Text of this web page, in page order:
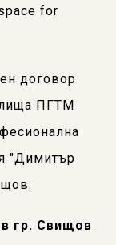
for
договор
ПГТМ
"Димитър
.
гр. Свищов